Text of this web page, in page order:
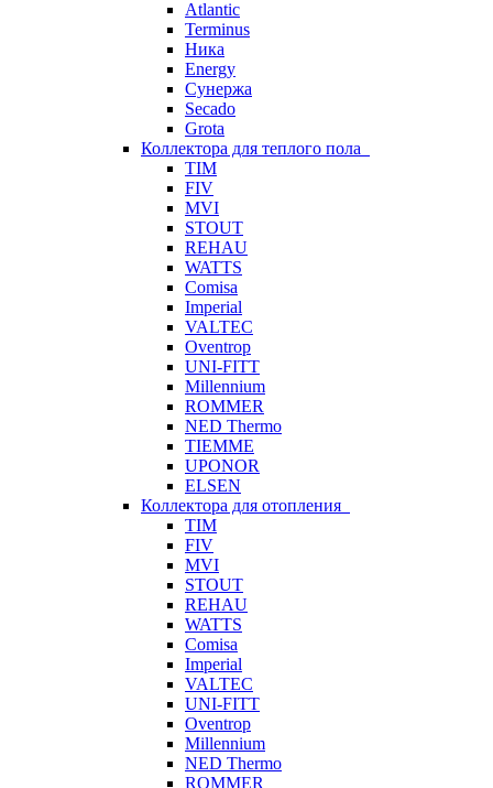
Atlantic
Terminus
Ника
Energy
Сунержа
Secado
Grota
Коллектора для теплого пола
TIM
FIV
MVI
STOUT
REHAU
WATTS
Comisa
Imperial
VALTEC
Oventrop
UNI-FITT
Millennium
ROMMER
NED Thermo
TIEMME
UPONOR
ELSEN
Коллектора для отопления
TIM
FIV
MVI
STOUT
REHAU
WATTS
Comisa
Imperial
VALTEC
UNI-FITT
Oventrop
Millennium
NED Thermo
ROMMER